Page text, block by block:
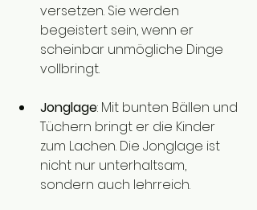
versetzen. Sie werden
begeistert sein, wenn er
scheinbar unmögliche Dinge
vollbringt.
Jonglage: Mit bunten Bällen und
Tüchern bringt er die Kinder
zum Lachen. Die Jonglage ist
nicht nur unterhaltsam,
sondern auch lehrreich.